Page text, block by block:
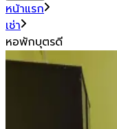
หน้าแรก
เช่า
หอพักบุตรดี